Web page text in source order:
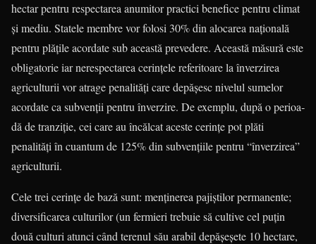
hectar pentru respectarea anumitor practici benefice pentru climat
și mediu. Statele membre vor folosi 30% din alocarea na­țio­nală
pentru plățile acordate sub aceas­tă prevedere. Această măsură este
obligatorie iar nerespectarea cerin­țele referitoare la înverzirea
agriculturii vor atrage penalități care depășesc ni­velul sumelor
acordate ca subvenții pen­tru înverzire. De exemplu, după o peri­oa­
dă de tranziție, cei care au încălcat aceste cerințe pot plăti
penalități în cuantum de 125% din subvențiile pentru “înverzirea”
agriculturii.
Cele trei cerințe de bază sunt: men­ținerea pajiștilor permanente;
diver­sifi­ca­rea culturilor (un fermieri trebuie să cul­tive cel puțin
două culturi atunci când te­re­nul său arabil depășeșete 10 hectare,